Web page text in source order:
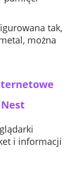
tak,
można
i informacji